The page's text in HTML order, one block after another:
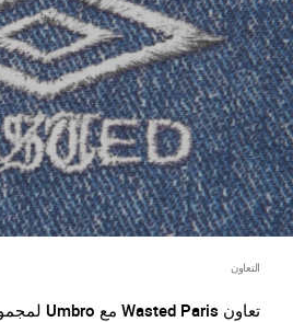
التعاون
تعاون Wasted Paris مع Umbro لمجموعة خريف/شتاء 2025